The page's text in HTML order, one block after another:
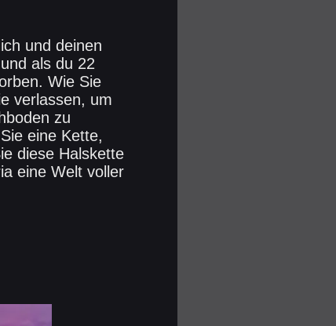
und deinen
als du 22
Wie Sie
verlassen, um
zu
eine Kette,
diese Halskette
eine Welt voller